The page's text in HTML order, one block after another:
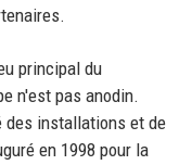
principal du
n'est pas anodin.
des installations et de
en 1998 pour la